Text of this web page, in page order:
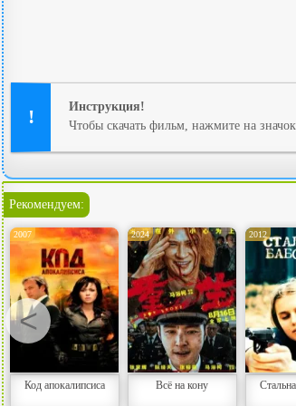
Инструкция!
Чтобы скачать фильм, нажмите на значок
Рекомендуем:
2007
Код апокалипсиса
2024
Всё на кону
2012
<